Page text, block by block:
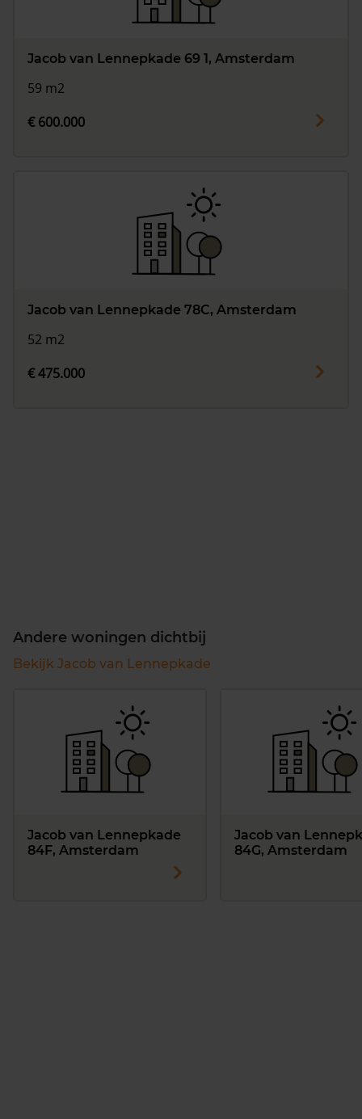
Jacob van Lennepkade 69 1, Amsterdam
59 m2
€ 600.000
Jacob van Lennepkade 78C, Amsterdam
52 m2
€ 475.000
Andere woningen dichtbij
Bekijk Jacob van Lennepkade
Jacob van Lennepkade
84F, Amsterdam
Jacob van
84G, Amsterdam